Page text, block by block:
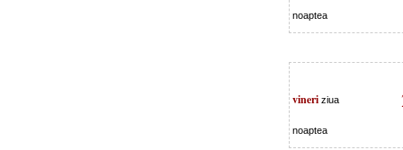
noaptea
vineri ziua
noaptea